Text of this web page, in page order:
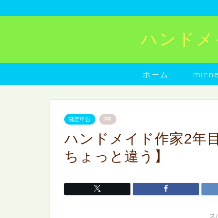
ハンド
ホーム
確定申告 PR
ハンドメイド作家2年
ちょっと違う】
ス